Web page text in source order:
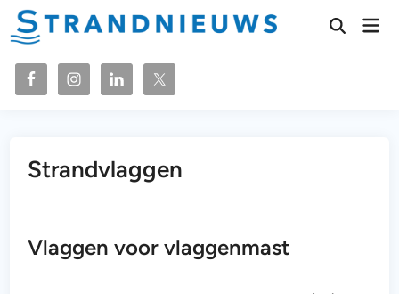
naar
inhoud
Zoeken
Strandvlaggen
Vlaggen voor vlaggenmast